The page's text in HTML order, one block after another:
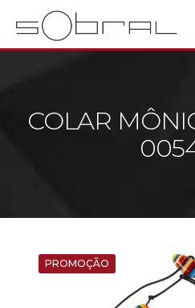
COLAR
PROMOÇÃO